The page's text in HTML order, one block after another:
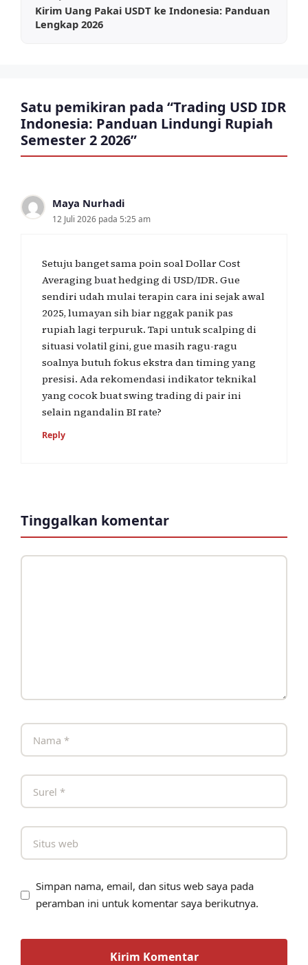
Kirim Uang Pakai USDT ke Indonesia: Panduan
Lengkap 2026
Satu pemikiran pada “Trading USD IDR
Indonesia: Panduan Lindungi Rupiah
Semester 2 2026”
Maya Nurhadi
12 Juli 2026 pada 5:25 am
Setuju banget sama poin soal Dollar Cost
Averaging buat hedging di USD/IDR. Gue
sendiri udah mulai terapin cara ini sejak awal
2025, lumayan sih biar nggak panik pas
rupiah lagi terpuruk. Tapi untuk scalping di
situasi volatil gini, gue masih ragu-ragu
soalnya butuh fokus ekstra dan timing yang
presisi. Ada rekomendasi indikator teknikal
yang cocok buat swing trading di pair ini
selain ngandalin BI rate?
Reply
Tinggalkan komentar
Komentar
Nama
Surel
Situs
Simpan nama, email, dan situs web saya pada
peramban ini untuk komentar saya berikutnya.